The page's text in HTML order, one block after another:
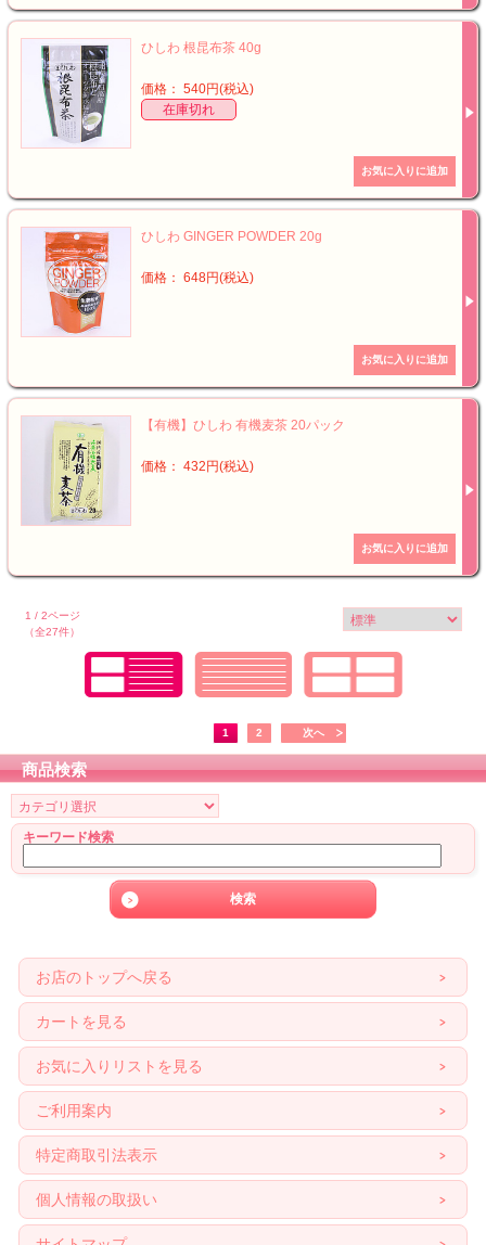
ひしわ 根昆布茶 40g
価格： 540円(税込)
在庫切れ
ひしわ GINGER POWDER 20g
価格： 648円(税込)
【有機】ひしわ 有機麦茶 20パック
価格： 432円(税込)
1 / 2ページ
（全27件）
1 2 次へ
商品検索
キーワード検索
お店のトップへ戻る
カートを見る
お気に入りリストを見る
ご利用案内
特定商取引法表示
個人情報の取扱い